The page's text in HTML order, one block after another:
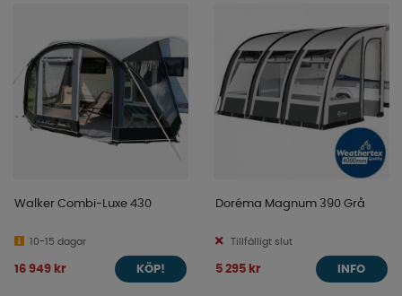
Walker Combi-Luxe 430
10-15 dagar
16 949 kr KÖP!
Doréma Magnum 390 Grå
Tillfälligt slut
5 295 kr INFO